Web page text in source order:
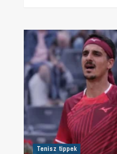
Tenisz tippek